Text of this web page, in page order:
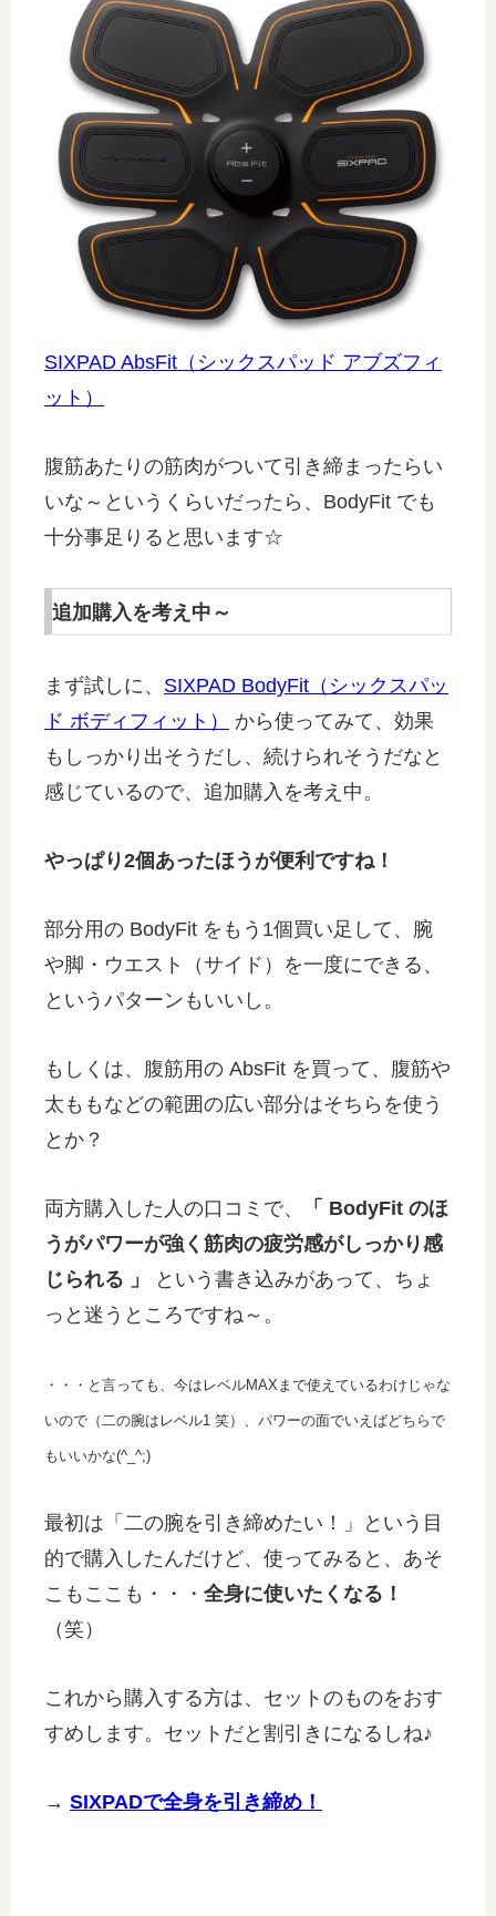
SIXPAD AbsFit（シックスパッド アブズフィ
ット）
腹筋あたりの筋肉がついて引き締まったらい
いな～というくらいだったら、BodyFit でも
十分事足りると思います☆
追加購入を考え中～
まず試しに、 SIXPAD BodyFit（シックスパッ
ド ボディフィット）
から使ってみて、効果
もしっかり出そうだし、続けられそうだなと
感じているので、追加購入を考え中。
やっぱり2個あったほうが便利ですね！
部分用の BodyFit をもう1個買い足して、腕
や脚・ウエスト（サイド）を一度にできる、
というパターンもいいし。
もしくは、腹筋用の AbsFit を買って、腹筋や
太ももなどの範囲の広い部分はそちらを使う
とか？
両方購入した人の口コミで、
「 BodyFit のほ
うがパワーが強く筋肉の疲労感がしっかり感
じられる 」
という書き込みがあって、ちょ
っと迷うところですね～。
・・・と言っても、今はレベルMAXまで使えているわけじゃな
いので（二の腕はレベル1 笑）、パワーの面でいえばどちらで
もいいかな(^_^;)
最初は「二の腕を引き締めたい！」という目
的で購入したんだけど、使ってみると、あそ
こもここも・・・ 全身に使いたくなる！
（笑）
これから購入する方は、セットのものをおす
すめします。セットだと割引きになるしね♪
→ SIXPADで全身を引き締め！